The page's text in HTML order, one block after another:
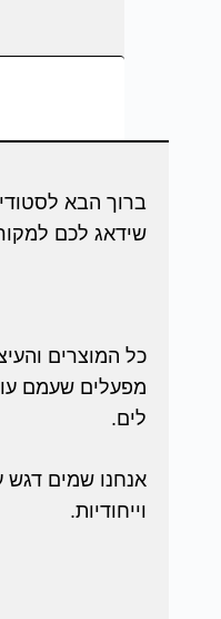
ברוך הבא
שידאג לכם
כל המוצרים
מפעלים שעמם
לים.
אנחנו שמים דגש
וייחודיות.